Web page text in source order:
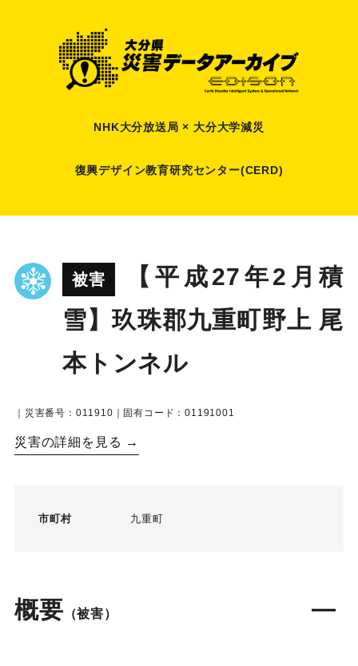
NHK大分放送局 × 大分大学減災
復興デザイン教育研究センター(CERD)
被害
【平成27年2月積
雪】玖珠郡九重町野上 尾
本トンネル
｜災害番号：011910｜固有コード：01191001
災害の詳細を見る →
市町村 九重町
概要 （被害）